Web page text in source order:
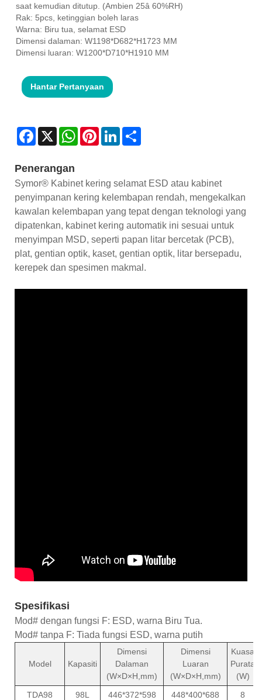
saat kemudian ditutup. (Ambien 25â 60%RH)
Rak: 5pcs, ketinggian boleh laras
Warna: Biru tua, selamat ESD
Dimensi dalaman: W1198*D682*H1723 MM
Dimensi luaran: W1200*D710*H1910 MM
Hantar Pertanyaan
Facebook
X WhatsAppPinterestLinkedIn
Penerangan
Symor® Kabinet kering selamat ESD atau kabinet
penyimpanan kering kelembapan rendah, mengekalkan
kawalan kelembapan yang tepat dengan teknologi yang
dipatenkan, kabinet kering automatik ini sesuai untuk
menyimpan MSD, seperti papan litar bercetak (PCB),
plat, gentian optik, kaset, gentian optik, litar bersepadu,
kerepek dan spesimen makmal.
Spesifikasi
Mod# dengan fungsi F: ESD, warna Biru Tua.
Mod# tanpa F: Tiada fungsi ESD, warna putih
Model Kapasiti
Dimensi
Dalaman
(W×D×H,mm)
Dimensi
Luaran
(W×D×H,mm)
Kuasa
Purata
(W)
TDA98 98L 446*372*598 448*400*688
8